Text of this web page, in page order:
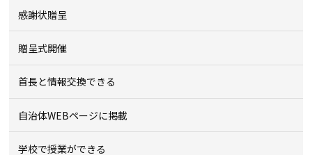
感謝状贈呈
贈呈式開催
首長と情報交換できる
自治体WEBページに掲載
学校で授業ができる